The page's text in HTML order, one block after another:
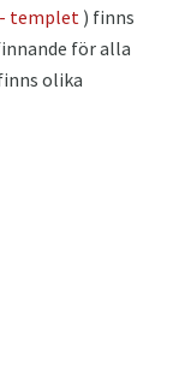
templet ) finns
för alla
olika